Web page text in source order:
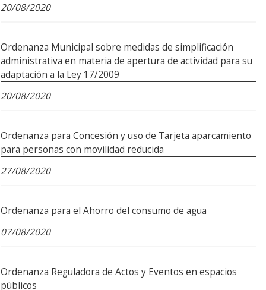
20/08/2020
Ordenanza Municipal sobre medidas de simplificación
administrativa en materia de apertura de actividad para su
adaptación a la Ley 17/2009
20/08/2020
Ordenanza para Concesión y uso de Tarjeta aparcamiento
para personas con movilidad reducida
27/08/2020
Ordenanza para el Ahorro del consumo de agua
07/08/2020
Ordenanza Reguladora de Actos y Eventos en espacios
públicos